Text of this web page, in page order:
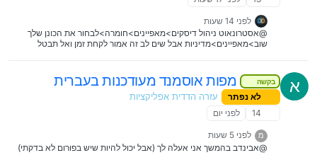
לפני 14 שעות
@אסטרונאוט ניהול דיסקים>מאפיינים>חומרה>לבחור את הכונן שלך
שוב>מאפיינים>מדיניות אבל שים לב זה אמור לקחת זמן ואל תבטל
א בקשה מפות אוסמנד מעודכנות בעברית
לא נפתר
עזרה הדדית אפליקציות
14
לפני יום
מ
לפני 5 שעות
@אבינדב בהמשך אני אעלה לך (אבל יכול להיות שיש בפורום לא בדקתי)